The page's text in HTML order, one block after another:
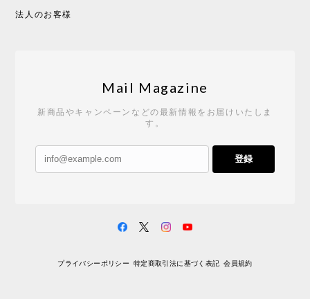
法人のお客様
Mail Magazine
新商品やキャンペーンなどの最新情報をお届けいたしま
す。
登録
プライバシーポリシー 特定商取引法に基づく表記 会員規約